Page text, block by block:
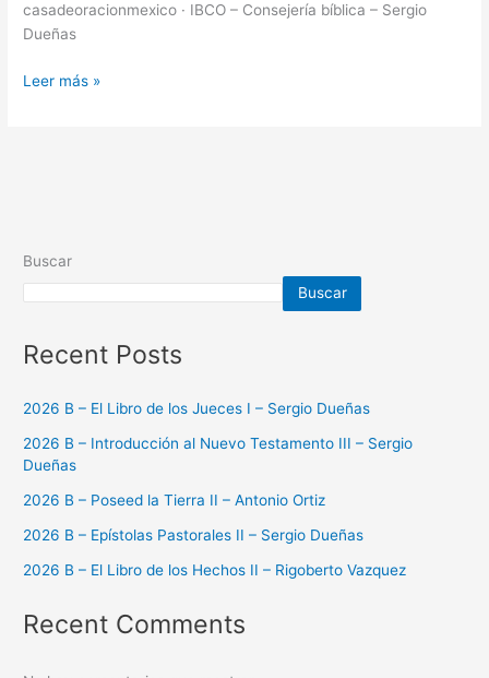
casadeoracionmexico · IBCO – Consejería bíblica – Sergio
Dueñas
Leer más »
Buscar
Buscar
Recent Posts
2026 B – El Libro de los Jueces I – Sergio Dueñas
2026 B – Introducción al Nuevo Testamento III – Sergio
Dueñas
2026 B – Poseed la Tierra II – Antonio Ortiz
2026 B – Epístolas Pastorales II – Sergio Dueñas
2026 B – El Libro de los Hechos II – Rigoberto Vazquez
Recent Comments